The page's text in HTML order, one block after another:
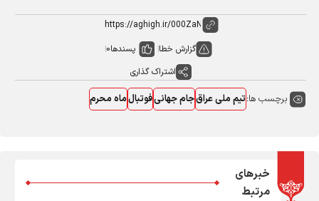
گزارش خطا پسندها0
اشتراک گذاری
برچسب ها:تیم ملی عراقجام جهانیفوتبالماه محرم
خبرهای
مرتبط